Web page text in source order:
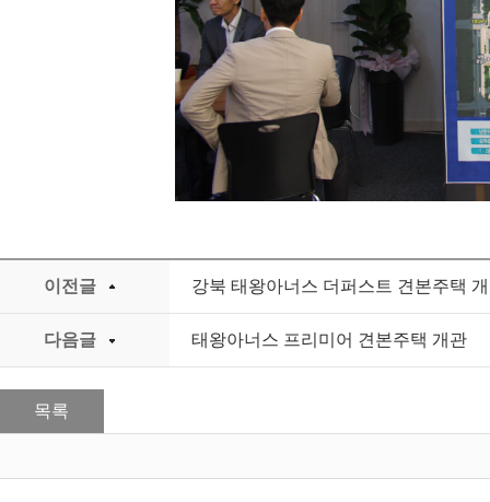
이전글 강북 태왕아너스 더퍼스트 견본주택
다음글 태왕아너스 프리미어 견본주택 개관
목록